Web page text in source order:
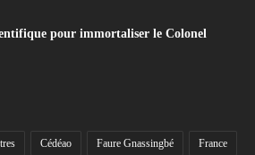
pour immortaliser le Colonel
Cédéao Faure Gnassingbé France